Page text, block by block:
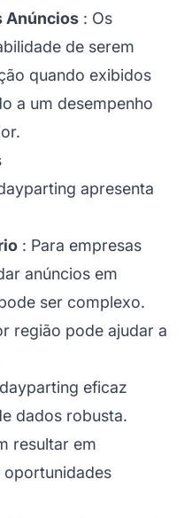
Anúncios : Os
de serem
quando exibidos
a um desempenho
apresenta
: Para empresas
anúncios em
ser complexo.
região pode ajudar a
eficaz
dados robusta.
resultar em
oportunidades